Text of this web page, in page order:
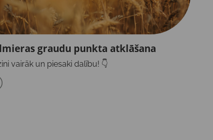
graudu punkta atklāšana
vairāk un piesaki dalību! 👇